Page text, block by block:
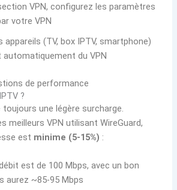
VPN, configurez les paramètres
votre VPN
appareils (TV, box IPTV, smartphone)
du VPN
de performance
?
toujours une légère surcharge.
meilleurs VPN utilisant WireGuard,
est minime (5-15%) :
est de 100 Mbps, avec un bon
aurez ~85-95 Mbps